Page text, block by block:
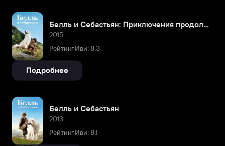
Белль и Себастьян: Приключения продолжаются
2015
Рейтинг Иви: 8,3
Подробнее
Белль и Себастьян
2013
Рейтинг Иви: 8,1